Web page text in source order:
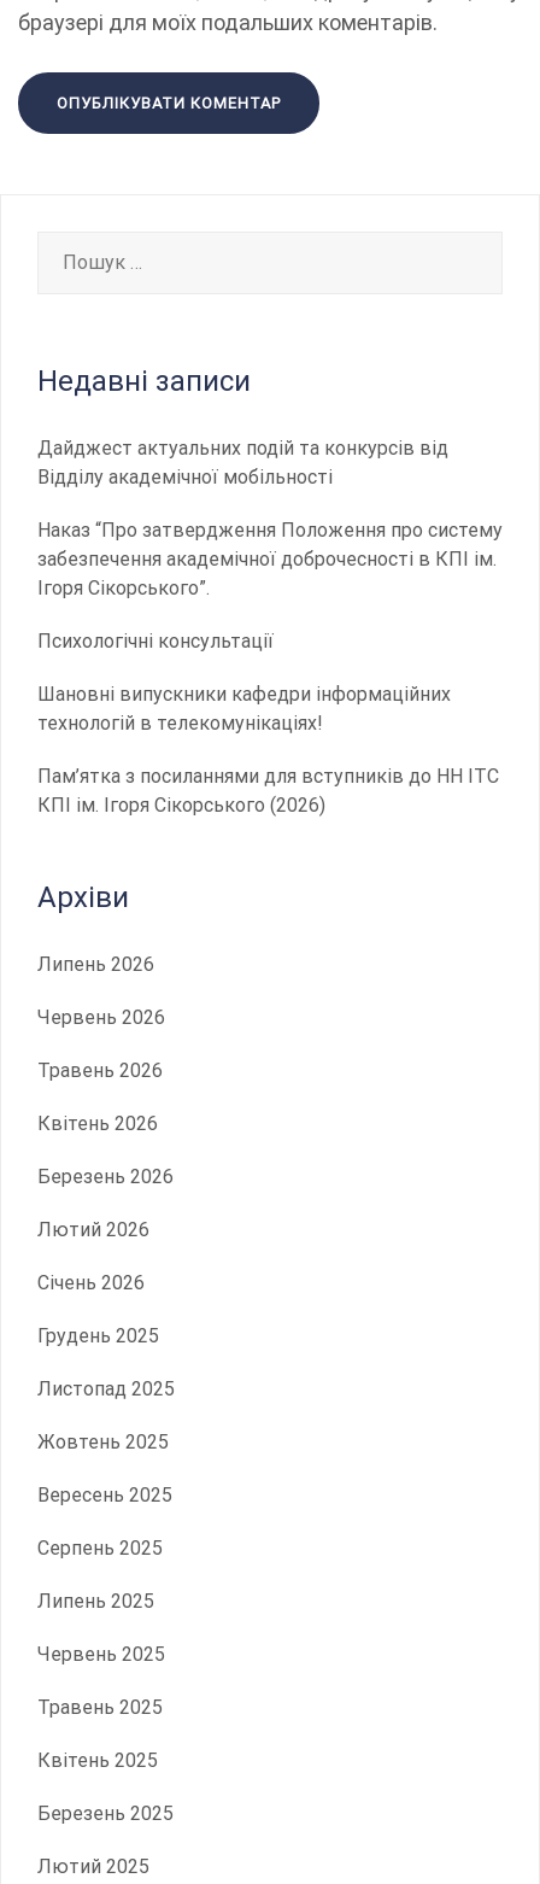
браузері для моїх подальших коментарів.
Недавні записи
Дайджест актуальних подій та конкурсів від
Відділу академічної мобільності
Наказ “Про затвердження Положення про систему
забезпечення академічної доброчесності в КПІ ім.
Ігоря Сікорського”.
Психологічні консультації
Шановні випускники кафедри інформаційних
технологій в телекомунікаціях!
Пам’ятка з посиланнями для вступників до НН ІТС
КПІ ім. Ігоря Сікорського (2026)
Архіви
Липень 2026
Червень 2026
Травень 2026
Квітень 2026
Березень 2026
Лютий 2026
Січень 2026
Грудень 2025
Листопад 2025
Жовтень 2025
Вересень 2025
Серпень 2025
Липень 2025
Червень 2025
Травень 2025
Квітень 2025
Березень 2025
Лютий 2025